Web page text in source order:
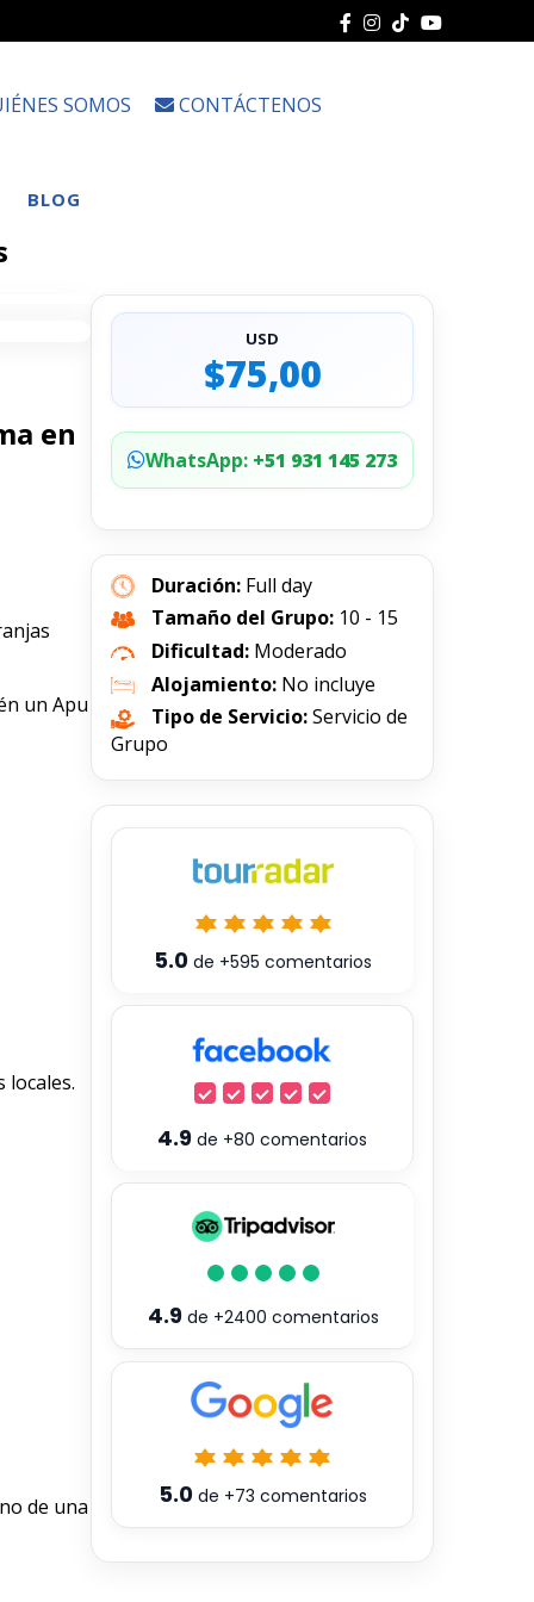
SOMOS CONTÁCTENOS
BLOG
en
un Apu
locales.
de una
USD
$75,00
WhatsApp: +51 931 145 273
Duración: Full day
Tamaño del Grupo: 10 - 15
Dificultad: Moderado
Alojamiento: No incluye
Tipo de Servicio:Servicio de
Grupo
5.0 de +595 comentarios
4.9 de +80 comentarios
4.9de +2400 comentarios
5.0de +73 comentarios